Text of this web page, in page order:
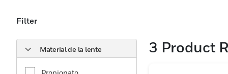
fundamental, las viseras de protección facial de
la eficiencia operativa. El compromiso de
seguridad y la innovación es evidente en el
Filter
Material de la lente
Propionato
3 Product